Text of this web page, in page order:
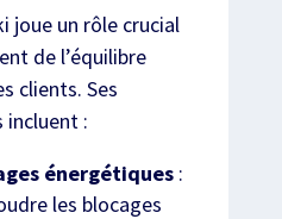
joue un rôle crucial
de l’équilibre
clients. Ses
incluent :
énergétiques:
les blocages